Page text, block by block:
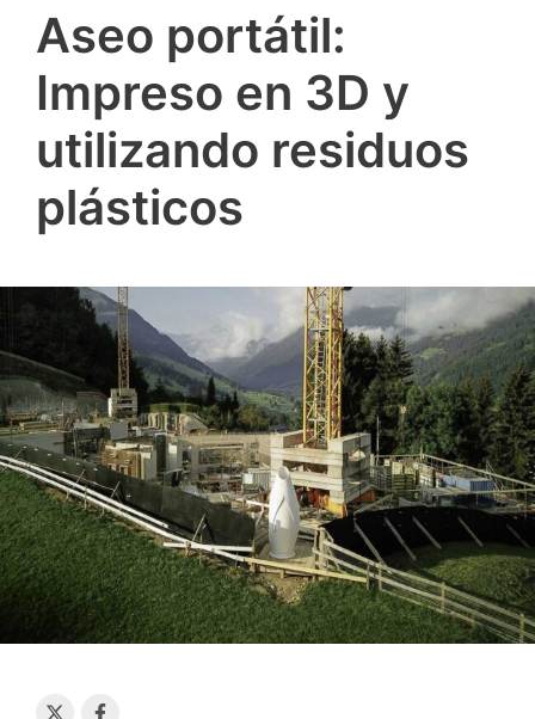
Aseo portátil:
Impreso en 3D y
utilizando residuos
plásticos